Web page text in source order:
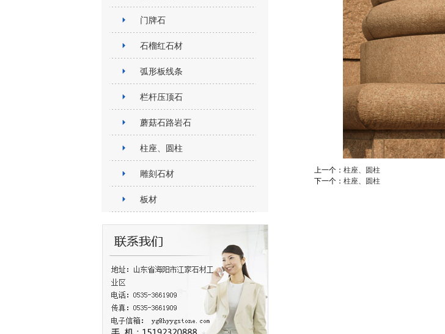
门牌石
石榴红石材
弧形板线条
栏杆压顶石
蘑菇石路岩石
柱座、圆柱
雕刻石材
板材
上一个： 柱座、圆柱
下一个： 柱座、圆柱